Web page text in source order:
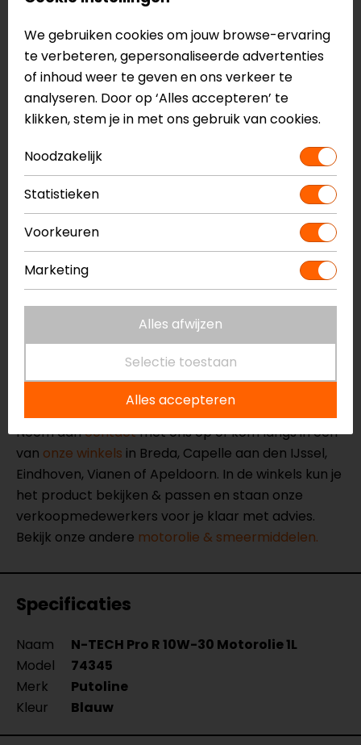
Controleer het oliepeil opnieuw en vul indien nodig
bij.
Waarom kiezen voor Putoline N-TECH Pro R
Volledig synthetisch voor maximale bescherming
en prestaties
N-TECH technologie voorkomt slijtage en
Zorgt voor soepel schakelen, ook bij natte
koppelingen (JASO MA2)
Ideaal voor zowel woon-werkverkeer als sportief
gebruik
Snelle circulatie bij koude start, stabiel bij hoge
temperatuur
Meer informatie nodig?
Heb je meer informatie nodig over dit product?
Neem dancontactmet ons op of kom langs in één
van onze winkels in Breda, Capelle aan den IJssel,
Eindhoven, Vianen of Apeldoorn. In de winkels kun je
het product bekijken & passen en staan onze
verkoopmedewerkers voor je klaar met advies.
Bekijk onze andere motorolie & smeermiddelen.
Specificaties
Naam
N-TECH Pro R 10W-30 Motorolie 1L
Model
74345
Merk
Putoline
Kleur
Blauw
We gebruiken cookies om jouw browse-ervaring
te verbeteren, gepersonaliseerde advertenties
of inhoud weer te geven en ons verkeer te
analyseren. Door op ‘Alles accepteren’ te
klikken, stem je in met ons gebruik van cookies.
Noodzakelijk
Statistieken
Voorkeuren
Marketing
Alles afwijzen
Selectie toestaan
Alles accepteren